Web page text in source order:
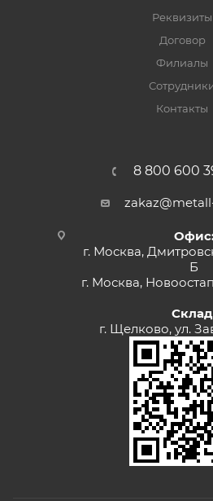
Реквизиты
Договор
Филиалы
Контакты
8 800 600
г. Москва,
Б
г. Москва,
г. Щелково, ул.